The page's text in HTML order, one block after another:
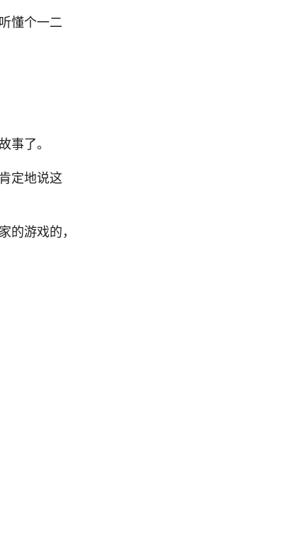
懂个一二
事了。
定地说这
的游戏的，